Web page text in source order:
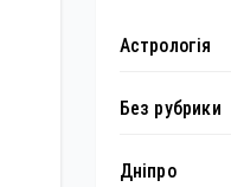
Астрологія
Без рубрики
Дніпро